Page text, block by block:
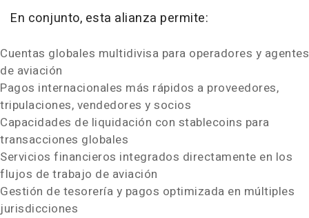
En conjunto, esta alianza permite:
Cuentas globales multidivisa para operadores y agentes
de aviación
Pagos internacionales más rápidos a proveedores,
tripulaciones, vendedores y socios
Capacidades de liquidación con stablecoins para
transacciones globales
Servicios financieros integrados directamente en los
flujos de trabajo de aviación
Gestión de tesorería y pagos optimizada en múltiples
jurisdicciones